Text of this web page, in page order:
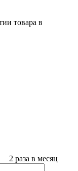
товара в
2 раза в месяц